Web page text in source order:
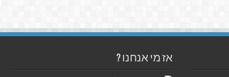
אז מי אנחנו ?